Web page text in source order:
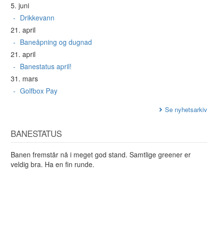
5. juni
Drikkevann
21. april
Baneåpning og dugnad
21. april
Banestatus april!
31. mars
Golfbox Pay
Se nyhetsarkiv
BANESTATUS
Banen fremstår nå i meget god stand. Samtlige greener er
veldig bra. Ha en fin runde.